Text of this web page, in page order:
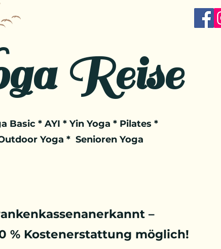
Reise
Basic * AYI * Yin Yoga * Pilates *
Yoga * Senioren Yoga
–
% Kostenerstattung möglich!